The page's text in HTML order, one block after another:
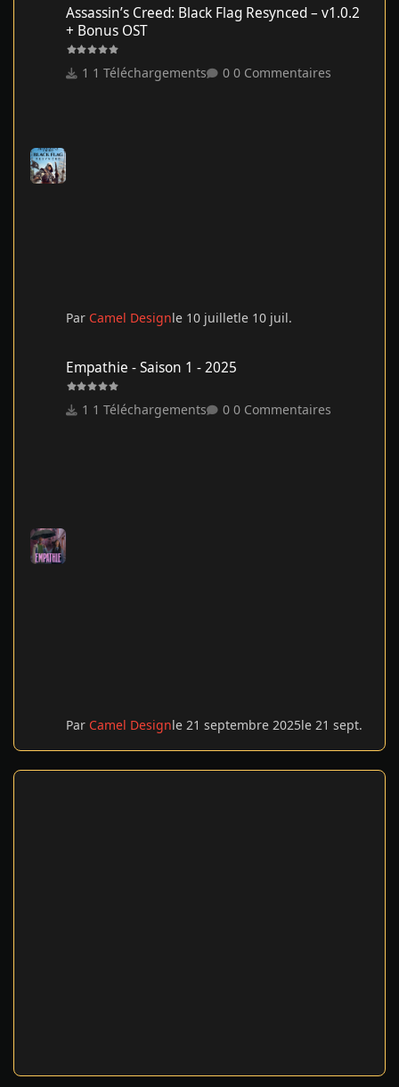
Assassin’s Creed: Black Flag Resynced – v1.0.2
+ Bonus OST
1 Téléchargements 0 Commentaires
Par Camel Designle 10 juilletle 10 juil.
Empathie - Saison 1 - 2025
1 Téléchargements 0 Commentaires
Par Camel Designle 21 septembre 2025le 21 sept.